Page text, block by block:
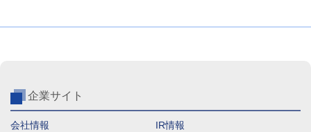
企業サイト
会社情報 IR情報